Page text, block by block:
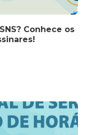
Conhece os